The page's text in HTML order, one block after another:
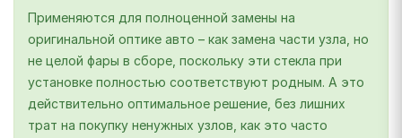
Применяются для полноценной замены на
оригинальной оптике авто – как замена части узла, но
не целой фары в сборе, поскольку эти стекла при
установке полностью соответствуют родным. А это
действительно оптимальное решение, без лишних
трат на покупку ненужных узлов, как это часто